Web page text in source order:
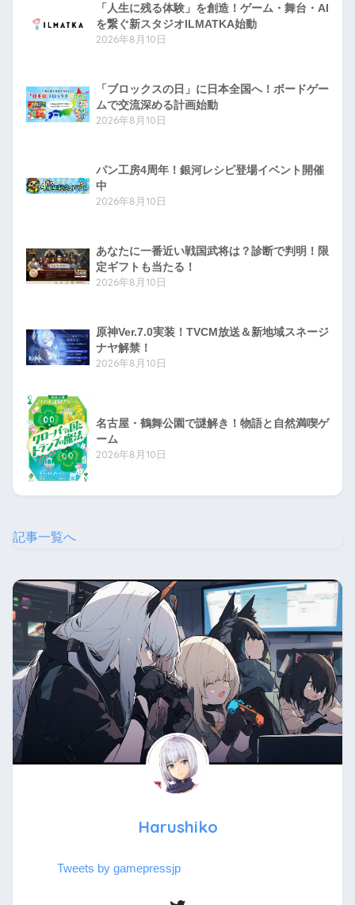
「人生に残る体験」を創造！ゲーム・舞台・AI
を繋ぐ新スタジオILMATKA始動
2026年8月10日
「ブロックスの日」に日本全国へ！ボードゲー
ムで交流深める計画始動
2026年8月10日
パン工房4周年！銀河レシピ登場イベント開催
中
2026年8月10日
あなたに一番近い戦国武将は？診断で判明！限
定ギフトも当たる！
2026年8月10日
原神Ver.7.0実装！TVCM放送＆新地域スネージ
ナヤ解禁！
2026年8月10日
名古屋・鶴舞公園で謎解き！物語と自然満喫ゲ
ーム
2026年8月10日
記事一覧へ
Harushiko
Tweets by gamepressjp